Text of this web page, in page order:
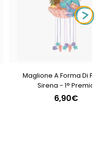
Maglione A Forma Di
Sirena - 1° Premio
6,90€